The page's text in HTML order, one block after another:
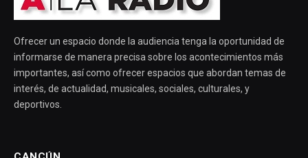
Ofrecer un espacio donde la audiencia tenga la oportunidad de
informarse de manera precisa sobre los acontecimientos más
importantes, así como ofrecer espacios que abordan temas de
interés, de actualidad, musicales, sociales, culturales, y
deportivos.